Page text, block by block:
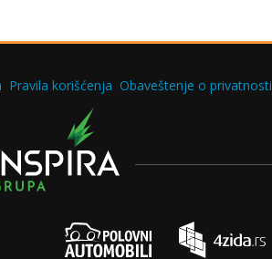
Pravila korišćenja Obaveštenje o privatnosti